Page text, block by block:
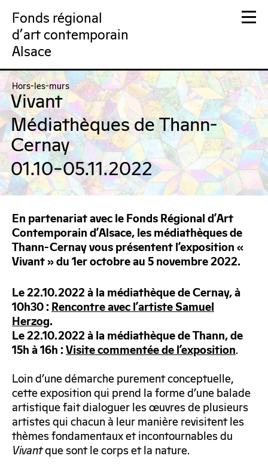
Fonds régional
d'art contemporain
Alsace
FRAC Alsace
Hors-les-murs
Vivant
Médiathèques de Thann-
Cernay
01.10–05.11.2022
En partenariat avec le Fonds Régional d’Art
Contemporain d’Alsace, les médiathèques de
Thann-Cernay vous présentent l’exposition «
Vivant » du 1er octobre au 5 novembre 2022.
Le 22.10.2022 à la médiathèque de Cernay, à
10h30 :Rencontre avec l’artiste Samuel
Herzog.
Le 22.10.2022 à la médiathèque de Thann, de
15h à 16h :Visite commentée de l’exposition.
Loin d’une démarche purement conceptuelle,
cette exposition qui prend la forme d’une balade
artistique fait dialoguer les œuvres de plusieurs
artistes qui chacun à leur manière revisitent les
thèmes fondamentaux et incontournables du
Vivantque sont le corps et la nature.